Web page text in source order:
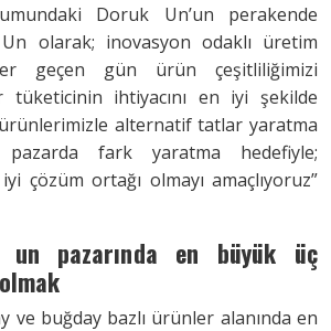
Doruk Un’un perakende
Un olarak; inovasyon odaklı üretim
her geçen gün ürün çeşitliliğimizi
ihtiyacını en iyi şekilde
ürünlerimizle alternatif tatlar yaratma
fark yaratma hedefiyle;
çözüm ortağı olmayı amaçlıyoruz”
un pazarında en büyük üç
ve buğday bazlı ürünler alanında en